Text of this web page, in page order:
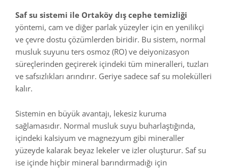
Saf su sistemi ile Ortaköy dış cephe temizliği
yöntemi, cam ve diğer parlak yüzeyler için en yenilikçi
ve çevre dostu çözümlerden biridir. Bu sistem, normal
musluk suyunu ters osmoz (RO) ve deiyonizasyon
süreçlerinden geçirerek içindeki tüm mineralleri, tuzları
ve safsızlıkları arındırır. Geriye sadece safsu molekülleri
kalır.
Sistemin en büyük avantajı, lekesiz kuruma
sağlamasıdır. Normal musluk suyu buharlaştığında,
içindeki kalsiyum ve magnezyum gibi mineraller
yüzeyde kalarak beyaz lekeler ve izler oluşturur. Saf su
ise içinde hiçbir mineral barındırmadığı için